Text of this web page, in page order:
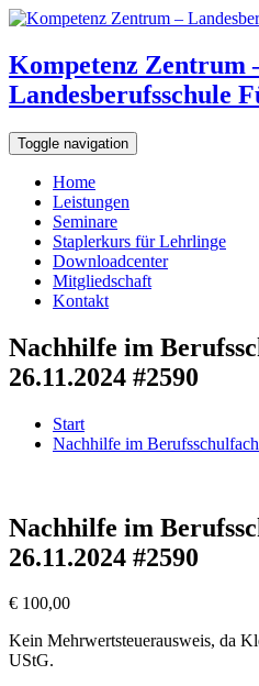
Kompetenz Zentrum
Landesberufsschule
Toggle navigation
Home
Leistungen
Seminare
Staplerkurs für Lehrlinge
Downloadcenter
Mitgliedschaft
Kontakt
Nachhilfe im
26.11.2024 #2590
Start
Nachhilfe im
Nachhilfe im
26.11.2024 #2590
€ 100,00
Kein Mehrwertsteuerausweis, da
UStG.